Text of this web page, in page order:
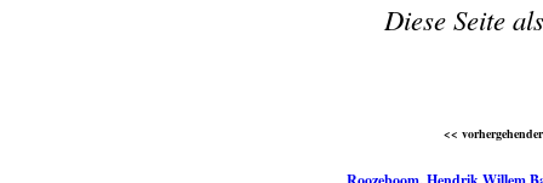
Diese Seite
<<